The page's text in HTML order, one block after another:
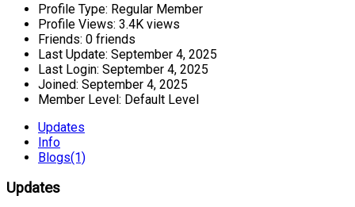
Profile Type: Regular Member
Profile Views: 3.4K views
Friends: 0 friends
Last Update: September 4, 2025
Last Login: September 4, 2025
Joined: September 4, 2025
Member Level: Default Level
Updates
Info
Blogs(1)
Updates